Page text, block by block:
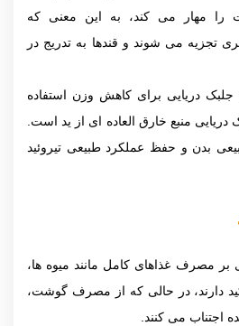
را مهار می کند، به این معنی که
تجزیه می شوند و قندها به تدریج در
جلبک ‌دریایی برای کاهش وزن استفاده
منبع خارق العاده ای از ید است.
بدن و حفظ عملکرد طبیعی تیروئید
بر مصرف غذاهای کامل مانند میوه ها،
دارند، در حالی که از مصرف گوشت،
اجتناب می کنند.